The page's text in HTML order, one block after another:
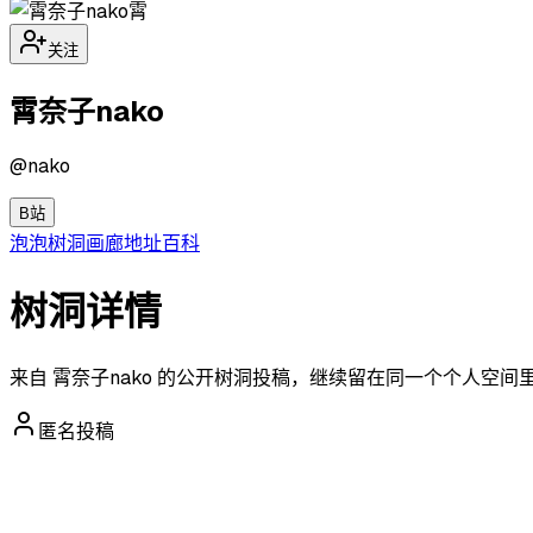
霄
关注
霄奈子nako
@nako
B站
泡泡树洞画廊地址百科
树洞详情
来自 霄奈子nako 的公开树洞投稿，继续留在同一个个人空间
匿名投稿